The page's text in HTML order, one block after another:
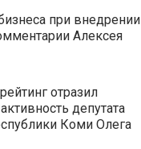
при внедрении
Алексея
отразил
депутата
Коми Олега